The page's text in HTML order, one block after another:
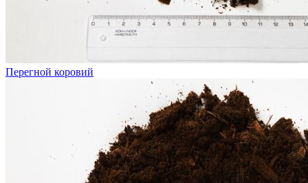
Перегной коровий